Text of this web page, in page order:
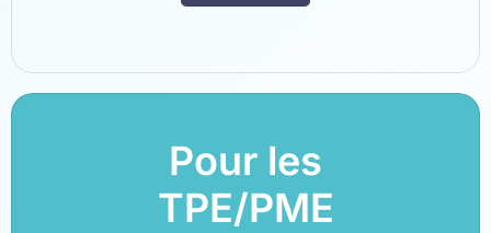
Pour les
TPE/PME